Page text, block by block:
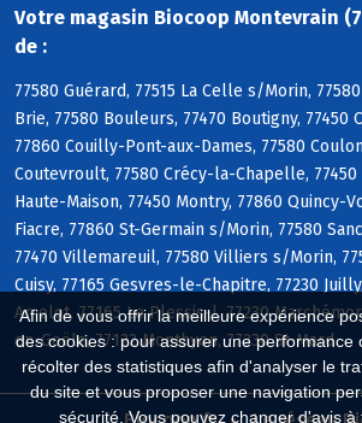
Afin de vous offrir la meilleure expérience
des cookies : pour assurer une performance
récolter des statistiques afin d'analyser le
du site et vous proposer une navigation
sécurité. Vous pouvez changer d'avis à
Votre magasin Biocoop Montevrain
de :
77580 Guérard, 77515 La Celle s/Morin,
Brie, 77580 Bouleurs, 77470 Boutigny, 77450
77860 Couilly-Pont-aux-Dames, 77580
Coutevroult, 77580 Crécy-la-Chapelle, 77450
Haute-Maison, 77450 Montry, 77860 Quincy-
Fiacre, 77860 St-Germain s/Morin, 77580
77470 Villemareuil, 77580 Villiers s/Morin,
Cuisy, 77165 Gesvres-le-Chapitre, 77230
Amelot, 77165 Le Plessis-l, 77230
en-Goële, 77122 Monthyon, 77230 St-Mard